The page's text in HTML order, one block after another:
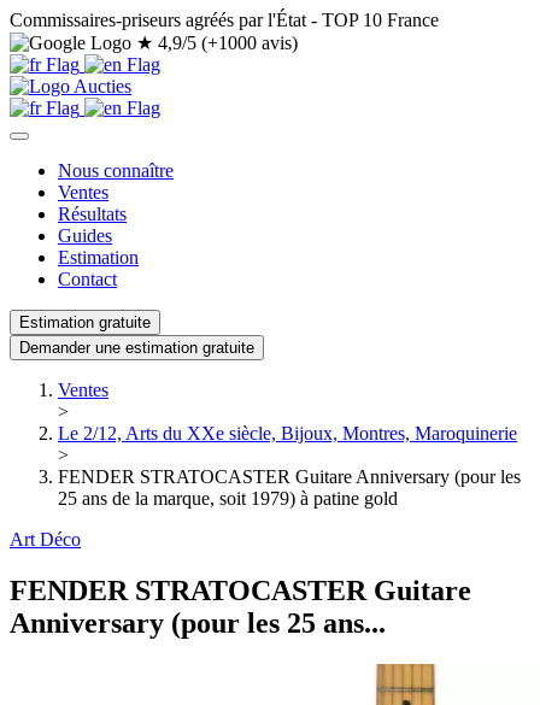
Commissaires-priseurs agréés par l'État - TOP 10 France
★ 4,9/5 (+1000 avis)
Nous connaître
Ventes
Résultats
Guides
Estimation
Contact
Estimation gratuite
Demander une estimation gratuite
Ventes
>
Le 2/12, Arts du XXe siècle, Bijoux, Montres, Maroquinerie
>
FENDER STRATOCASTER Guitare Anniversary (pour les
25 ans de la marque, soit 1979) à patine gold
Art Déco
FENDER STRATOCASTER Guitare
Anniversary (pour les 25 ans...